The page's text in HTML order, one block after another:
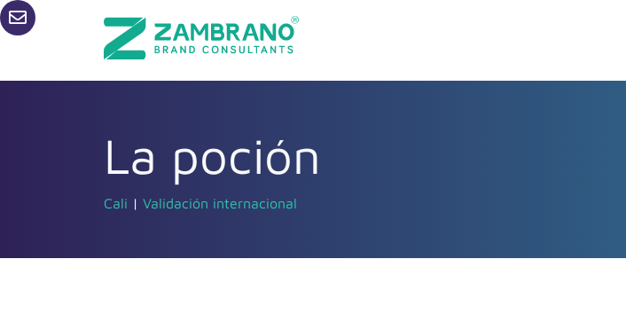
La poción
Cali | Validación internacional